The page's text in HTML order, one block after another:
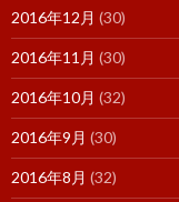
2016年12月 (30)
2016年11月 (30)
2016年10月 (32)
2016年9月 (30)
2016年8月 (32)